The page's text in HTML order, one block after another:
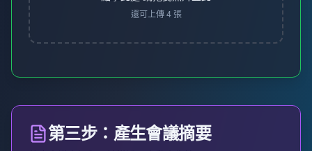
還可上傳 4張
第三步：產生會議摘要